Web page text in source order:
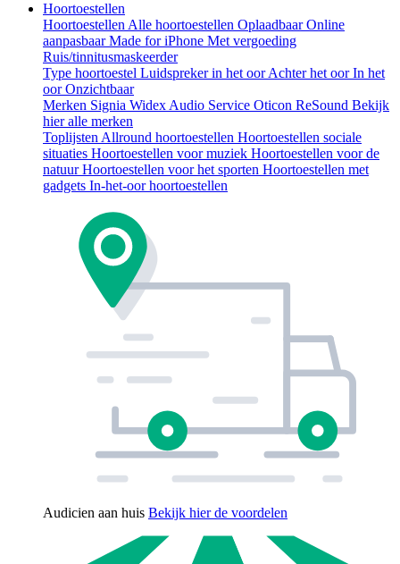
Hoortoestellen
HoortoestellenAlle hoortoestellen OplaadbaarOnline
aanpasbaarMade for iPhone Met vergoeding
Ruis/tinnitusmaskeerder
Type hoortoestel Luidspreker in het oorAchter het oorIn het
oorOnzichtbaar
Merken Signia WidexAudio Service Oticon ReSound Bekijk
hier alle merken
ToplijstenAllround hoortoestellen Hoortoestellen sociale
situaties Hoortoestellen voor muziek Hoortoestellen voor de
natuurHoortoestellen voor het sporten Hoortoestellen met
gadgets In-het-oor hoortoestellen
Audicien aan huis Bekijk hier de voordelen